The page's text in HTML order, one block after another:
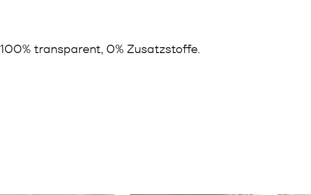
100% transparent, 0% Zusatzstoffe.